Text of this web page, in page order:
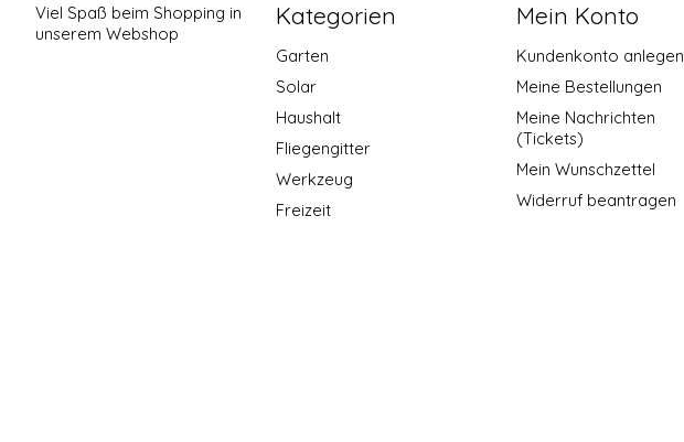
Viel Spaß beim Shopping in
unserem Webshop
Kategorien
Garten
Solar
Haushalt
Fliegengitter
Werkzeug
Freizeit
Mein Konto
Kundenkonto anlegen
Meine Bestellungen
Meine Nachrichten
(Tickets)
Mein Wunschzettel
Widerruf beantragen